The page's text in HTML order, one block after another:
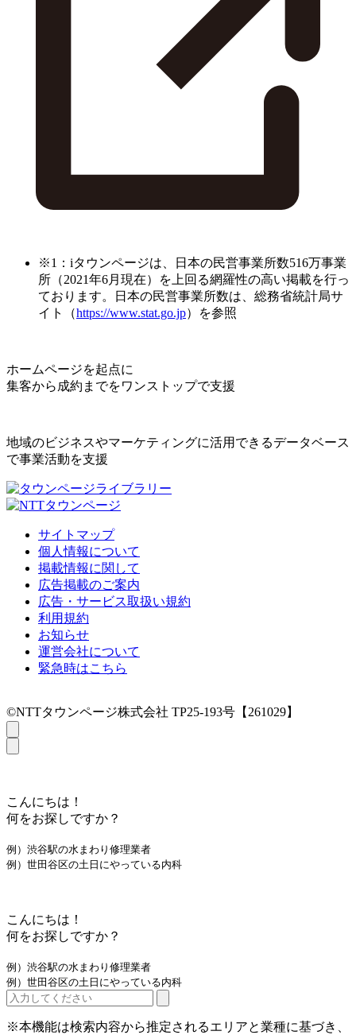
※1：iタウンページは、日本の民営事業所数516万事業
所（2021年6月現在）を上回る網羅性の高い掲載を行っ
ております。日本の民営事業所数は、総務省統計局サ
イト（https://www.stat.go.jp）を参照
ホームページを起点に
集客から成約までをワンストップで支援
地域のビジネスやマーケティングに活用できるデータベース
で事業活動を支援
サイトマップ
個人情報について
掲載情報に関して
広告掲載のご案内
広告・サービス取扱い規約
利用規約
お知らせ
運営会社について
緊急時はこちら
©NTTタウンページ株式会社 TP25-193号【261029】
こんにちは！
何をお探しですか？
例）渋谷駅の水まわり修理業者
例）世田谷区の土日にやっている内科
こんにちは！
何をお探しですか？
例）渋谷駅の水まわり修理業者
例）世田谷区の土日にやっている内科
※本機能は検索内容から推定されるエリアと業種に基づき、